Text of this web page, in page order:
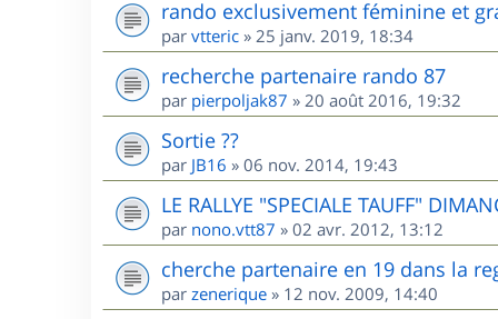
rando exclusivement féminine et
par vtteric » 25 janv. 2019, 18:34
recherche partenaire rando 87
par pierpoljak87 » 20 août 2016, 19:32
Sortie ??
par JB16 » 06 nov. 2014, 19:43
LE RALLYE "SPECIALE TAUFF"
par nono.vtt87 » 02 avr. 2012, 13:12
cherche partenaire en 19 dans la
par zenerique » 12 nov. 2009, 14:40